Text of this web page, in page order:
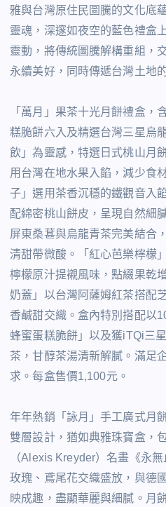
雅與台灣原住民圖騰的文化底
靈魂，深邃如夜空的藍色禮盒
靈動，將傳統圖騰解構重組，
永續美好，同時傳遞台灣土地
「萬月」果茶十光月餅禮盒，
糕脆餅六入及精選台灣三星烏
飲」為靈感，特選日式桃山月
用台灣在地水果入餡，減少食
子」選用茶香沉穩的鐵觀音入
配綿密桃山餅皮，呈現自然細
屏東桑葚與烏龍青茶完美結合
清甜帶微酸。「紅心芭樂檸檬
檸檬原汁提襯風味，點綴果乾
奶蓋」以台灣阿薩姆紅茶搭配
香鹹甜交織。盒內特別搭配以
蜂蜜蛋糕脆餅」以及獲iTQi三
茶，甘醇茶湯清新解膩。滿足
求。每盒售價1,100元。
年年熱銷「詠月」手工廣式月
雙層設計，猶如典雅珠寶盒，
（Alexis Kreyder）名畫《永
玫瑰、鳶尾花交織盛放，與德
映成趣，盡顯華麗與細膩。月